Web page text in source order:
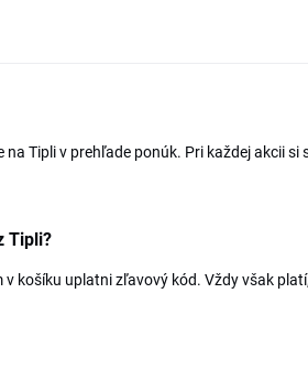
Tipli v prehľade ponúk. Pri každej akcii si
Tipli?
košíku uplatni zľavový kód. Vždy však